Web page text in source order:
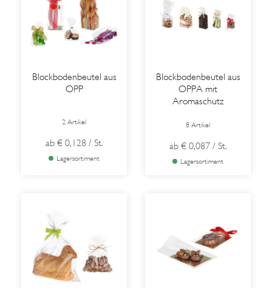
Blockbodenbeutel aus
OPP
2 Artikel
ab € 0,128 / St.
Lagersortiment
Blockbodenbeutel aus
OPPA mit
Aromaschutz
8 Artikel
ab € 0,087 / St.
Lagersortiment